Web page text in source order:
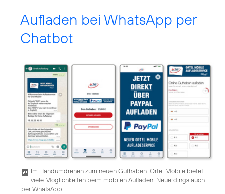
Aufladen bei WhatsApp per
Chatbot
Im Handumdrehen zum neuen Guthaben. Ortel Mobile bietet
viele Möglichkeiten beim mobilen Aufladen. Neuerdings auch
per WhatsApp.